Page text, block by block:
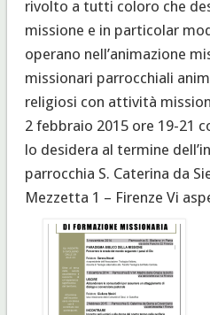
rivolto a tutti coloro che
missione e in particolar
operano nell’animazione
missionari parrocchiali
religiosi con attività
2 febbraio 2015 ore 19-21
lo desidera al termine
parrocchia S. Caterina da
Mezzetta 1 – Firenze Vi